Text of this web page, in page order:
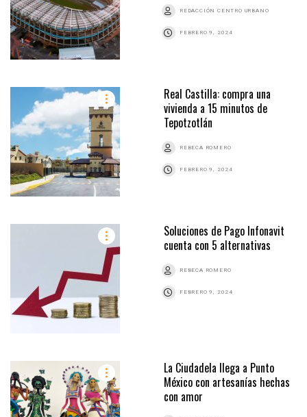
REDACCIÓN CENTRO URBANO
FEBRERO 9, 2024
Real Castilla: compra una
vivienda a 15 minutos de
Tepotzotlán
REBECA ROMERO
FEBRERO 9, 2024
Soluciones de Pago Infonavit
cuenta con 5 alternativas
REBECA ROMERO
FEBRERO 9, 2024
La Ciudadela llega a Punto
México con artesanías hechas
con amor